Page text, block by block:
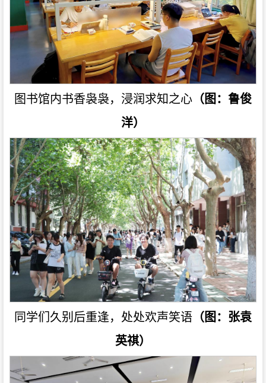
图书馆内书香袅袅，浸润求知之心 （图：鲁俊
洋）
同学们久别后重逢，处处欢声笑语 （图：张袁
英祺）